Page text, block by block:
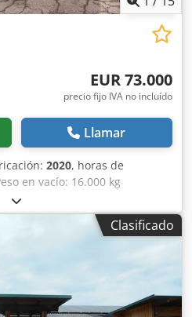
EUR 73.000
precio fijo IVA no incluído
Llamar
2020, horas de
en vacío: 16.000 kg
230 x 299 cm Tipo de motor:
opciones y accesorios = -
= Ubicación:
Rodillo de
sentado marca Bomag ,
de una apisonadora de ruedas
Este versátil
problema a cualquier lugar del
Clasificado